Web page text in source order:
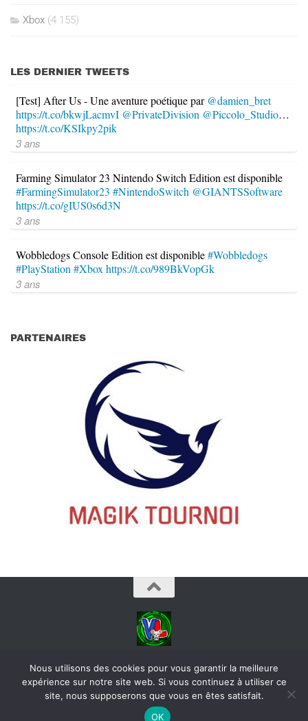
Xbox (4 155)
LES DERNIER TWEETS
[Test] After Us - Une aventure poétique par @damien_bret
https://t.co/bkwjLacmvI @PrivateDivision @Piccolo_Studio…
https://t.co/KSIkpy2pik
3 ans
Farming Simulator 23 Nintendo Switch Edition est disponible
#FarmingSimulator23 #NintendoSwitch @GIANTSSoftware
https://t.co/gIUS0s6d3N
3 ans
Wobbledogs Console Edition est disponible#Wobbledogs
#PlayStation#Xboxhttps://t.co/989BkVopGk
3 ans
PARTENAIRES
videoludos © 2026. Tous droits réservés.
Nous utilisons des cookies pour vous garantir la meilleure
expérience sur notre site web. Si vous continuez à utiliser ce
site, nous supposerons que vous en êtes satisfait.
OK